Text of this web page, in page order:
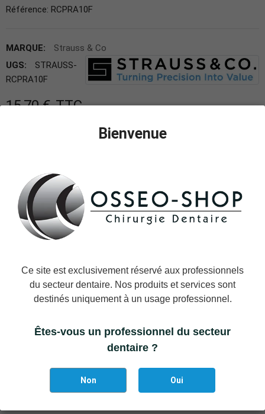
Référence: RCPRA10F
MARQUE:
Strauss & Co
UGS:
STRAUSS-
RCPRA10F
15,70 € TTC
Ajouter à la liste des favoris
Il reste actuellement 5article(s) restant(s) en stock !
DÉTAILS DU PRODUIT
Marque
Strauss & Co
STRAUSS-RCPRA10F
Vous aimerez aussi
Bienvenue
Ce site est exclusivement réservé aux professionnels
du secteur dentaire. Nos produits et services sont
destinés uniquement à un usage professionnel.
Êtes-vous un professionnel du secteur
dentaire ?
Non Oui